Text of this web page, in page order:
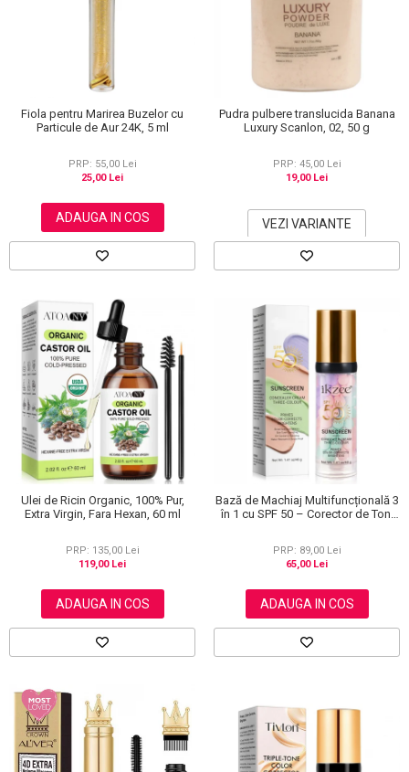
Scrub / Balsam de buze
Netestate pe Animale
Fiola pentru Marirea Buzelor cu
Particule de Aur 24K, 5 ml
PRP: 55,00 Lei
25,00 Lei
ADAUGA IN COS
Pudra pulbere translucida Banana
Luxury Scanlon, 02, 50 g
PRP: 45,00 Lei
19,00 Lei
VEZI VARIANTE
Ulei de Ricin Organic, 100% Pur,
Extra Virgin, Fara Hexan, 60 ml
PRP: 135,00 Lei
119,00 Lei
ADAUGA IN COS
Bază de Machiaj Multifuncțională 3
în 1 cu SPF 50 – Corector de Ton,
PRP: 89,00 Lei
65,00 Lei
ADAUGA IN COS